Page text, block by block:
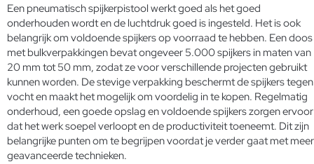
Een pneumatisch spijkerpistool werkt goed als het goed
onderhouden wordt en de luchtdruk goed is ingesteld. Het is ook
belangrijk om voldoende spijkers op voorraad te hebben. Een doos
met bulkverpakkingen bevat ongeveer 5.000 spijkers in maten van
20 mm tot 50 mm, zodat ze voor verschillende projecten gebruikt
kunnen worden. De stevige verpakking beschermt de spijkers tegen
vocht en maakt het mogelijk om voordelig in te kopen. Regelmatig
onderhoud, een goede opslag en voldoende spijkers zorgen ervoor
dat het werk soepel verloopt en de productiviteit toeneemt. Dit zijn
belangrijke punten om te begrijpen voordat je verder gaat met meer
geavanceerde technieken.